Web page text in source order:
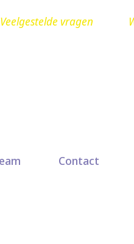
Veelgestelde vragen
Contact